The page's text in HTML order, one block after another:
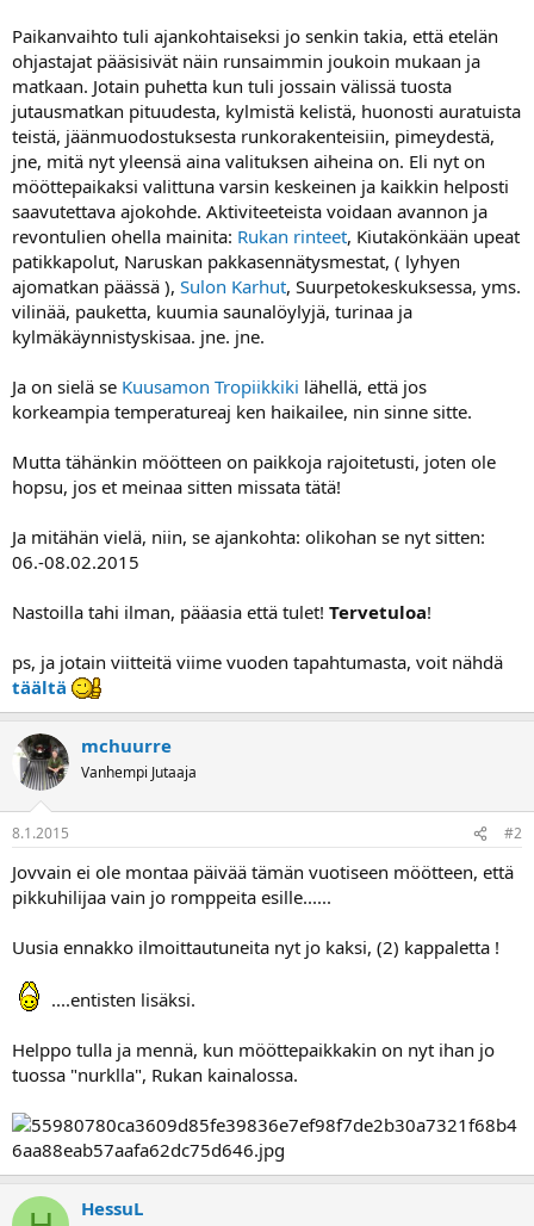
Paikanvaihto tuli ajankohtaiseksi jo senkin takia, että etelän
ohjastajat pääsisivät näin runsaimmin joukoin mukaan ja
matkaan. Jotain puhetta kun tuli jossain välissä tuosta
jutausmatkan pituudesta, kylmistä kelistä, huonosti auratuista
teistä, jäänmuodostuksesta runkorakenteisiin, pimeydestä,
jne, mitä nyt yleensä aina valituksen aiheina on. Eli nyt on
mööttepaikaksi valittuna varsin keskeinen ja kaikkin helposti
saavutettava ajokohde. Aktiviteeteista voidaan avannon ja
revontulien ohella mainita: Rukan rinteet, Kiutakönkään upeat
patikkapolut, Naruskan pakkasennätysmestat, ( lyhyen
ajomatkan päässä ), Sulon Karhut, Suurpetokeskuksessa, yms.
vilinää, pauketta, kuumia saunalöylyjä, turinaa ja
kylmäkäynnistyskisaa. jne. jne.
Ja on sielä se Kuusamon Tropiikkiki lähellä, että jos
korkeampia temperatureaj ken haikailee, nin sinne sitte.
Mutta tähänkin möötteen on paikkoja rajoitetusti, joten ole
hopsu, jos et meinaa sitten missata tätä!
Ja mitähän vielä, niin, se ajankohta: olikohan se nyt sitten:
06.-08.02.2015
Nastoilla tahi ilman, pääasia että tulet! Tervetuloa!
ps, ja jotain viitteitä viime vuoden tapahtumasta, voit nähdä
täältä
mchuurre
Vanhempi Jutaaja
8.1.2015 #2
Jovvain ei ole montaa päivää tämän vuotiseen möötteen, että
pikkuhilijaa vain jo romppeita esille......
Uusia ennakko ilmoittautuneita nyt jo kaksi, (2) kappaletta !
....entisten lisäksi.
Helppo tulla ja mennä, kun mööttepaikkakin on nyt ihan jo
tuossa "nurklla", Rukan kainalossa.
HessuL